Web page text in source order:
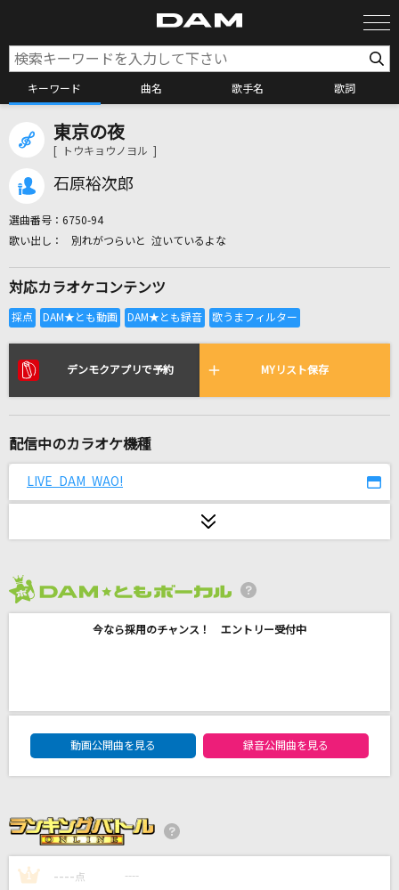
キーワード 曲名 歌手名 歌詞
全国りれき
リアルタイムで歌われている曲の一覧
わたがし
マジで無理～SUPERムチャブラレターズ～
夜に駆ける
ポルノグラフィティ
水曜日の午後
東京の夜
[ トウキョウノヨル ]
石原裕次郎
選曲番号： 6750-94
別れがつらいと 泣いているよな
対応カラオケコンテンツ
デンモクアプリで予約 MYリスト保存
配信中のカラオケ機種
LIVE DAM WAO!
今なら採用のチャンス！ エントリー受付中
DAM★ともボーカルエントリーランキング
動画公開曲を見る
録音公開曲を見る
1 ---- 点 ----